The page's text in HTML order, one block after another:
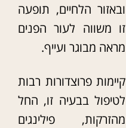
ובאזור הלחיים, תופעה
זו משווה לעור הפנים
מראה מבוגר ועייף.
קיימות פרוצדורות רבות
לטיפול בבעיה זו, החל
מהזרקות, פילינגים